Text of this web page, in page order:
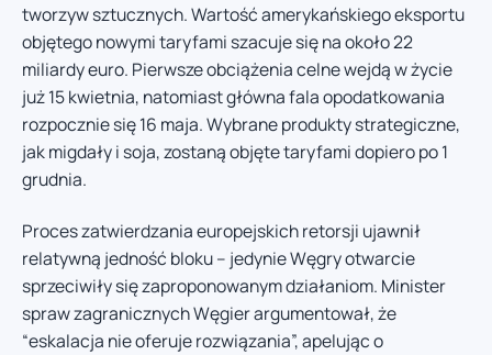
tworzyw sztucznych. Wartość amerykańskiego eksportu
objętego nowymi taryfami szacuje się na około 22
miliardy euro. Pierwsze obciążenia celne wejdą w życie
już 15 kwietnia, natomiast główna fala opodatkowania
rozpocznie się 16 maja. Wybrane produkty strategiczne,
jak migdały i soja, zostaną objęte taryfami dopiero po 1
grudnia.
Proces zatwierdzania europejskich retorsji ujawnił
relatywną jedność bloku – jedynie Węgry otwarcie
sprzeciwiły się zaproponowanym działaniom. Minister
spraw zagranicznych Węgier argumentował, że
“eskalacja nie oferuje rozwiązania”, apelując o